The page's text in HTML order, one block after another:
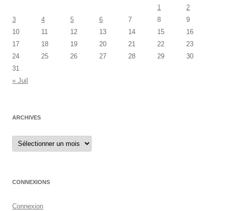
1
2
3
4 5 6 7 8
9
10
11 12 13 14 15
16
17
18 19 20 21 22
23
24
25 26 27 28 29
30
31
« Juil
ARCHIVES
Archives
CONNEXIONS
Connexion